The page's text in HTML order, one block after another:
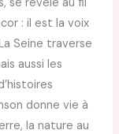
: il est la voix
Seine traverse
aussi les
donne vie à
la nature au